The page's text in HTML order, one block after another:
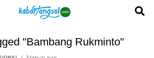
"Bambang Rukminto"